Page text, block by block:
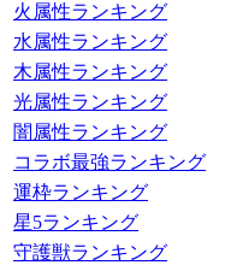
火属性ランキング
水属性ランキング
木属性ランキング
光属性ランキング
闇属性ランキング
コラボ最強ランキング
運枠ランキング
星5ランキング
守護獣ランキング